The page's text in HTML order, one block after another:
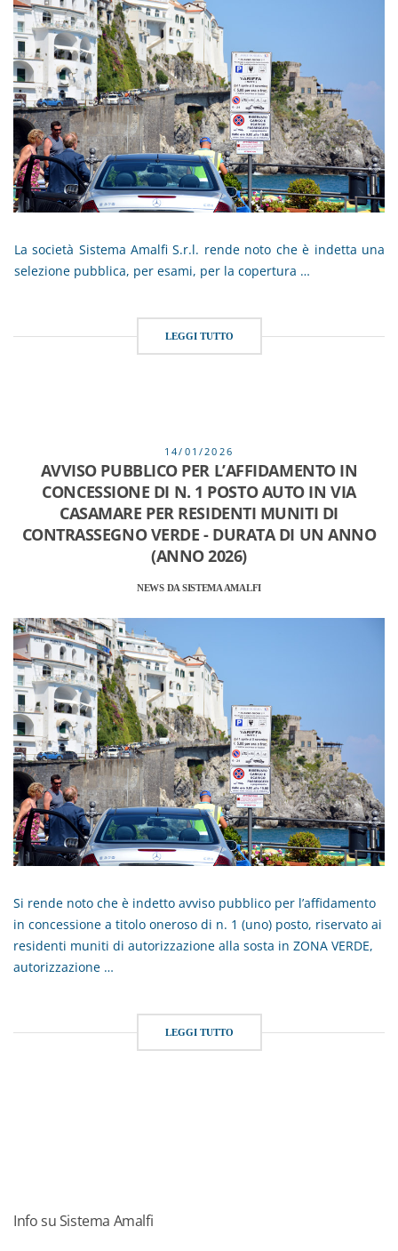
La società Sistema Amalfi S.r.l. rende noto che è indetta una
selezione pubblica, per esami, per la copertura …
LEGGI TUTTO
14/01/2026
AVVISO PUBBLICO PER L’AFFIDAMENTO IN
CONCESSIONE DI N. 1 POSTO AUTO IN VIA
CASAMARE PER RESIDENTI MUNITI DI
CONTRASSEGNO VERDE - DURATA DI UN ANNO
(ANNO 2026)
NEWS DA SISTEMA AMALFI
Si rende noto che è indetto avviso pubblico per l’affidamento
in concessione a titolo oneroso di n. 1 (uno) posto, riservato ai
residenti muniti di autorizzazione alla sosta in ZONA VERDE,
autorizzazione …
LEGGI TUTTO
Info su Sistema Amalfi